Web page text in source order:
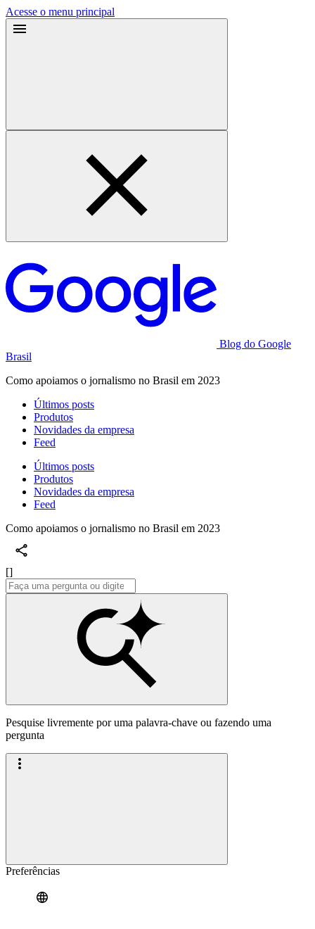
Acesse o menu principal
Blog do Google
Brasil
Como apoiamos o jornalismo no Brasil em 2023
Últimos posts
Produtos
Novidades da empresa
Feed
Últimos posts
Produtos
Novidades da empresa
Feed
Como apoiamos o jornalismo no Brasil em 2023
[]
Pesquise livremente por uma palavra-chave ou fazendo uma
pergunta
Preferências